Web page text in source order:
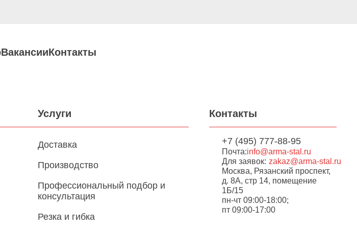
ВакансииКонтакты
Услуги
Доставка
Производство
Профессиональный подбор и
консультация
Резка и гибка
Контакты
+7 (495) 777-88-95
Почта:info@arma-stal.ru
Для заявок: zakaz@arma-stal.ru
Москва, Рязанский проспект,
д. 8А, стр 14, помещение
1Б/15
пн-чт 09:00-18:00;
пт 09:00-17:00